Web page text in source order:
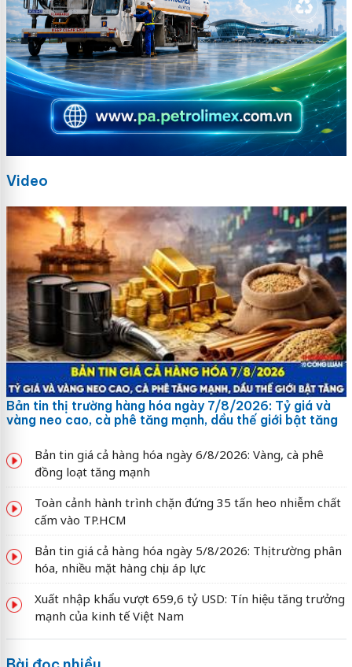
Video
Bản tin thị trường hàng hóa ngày 7/8/2026: Tỷ giá và
vàng neo cao, cà phê tăng mạnh, dầu thế giới bật tăng
Bản tin giá cả hàng hóa ngày 6/8/2026: Vàng, cà phê
đồng loạt tăng mạnh
Toàn cảnh hành trình chặn đứng 35 tấn heo nhiễm chất
cấm vào TP.HCM
Bản tin giá cả hàng hóa ngày 5/8/2026: Thị trường phân
hóa, nhiều mặt hàng chịu áp lực
Xuất nhập khẩu vượt 659,6 tỷ USD: Tín hiệu tăng trưởng
mạnh của kinh tế Việt Nam